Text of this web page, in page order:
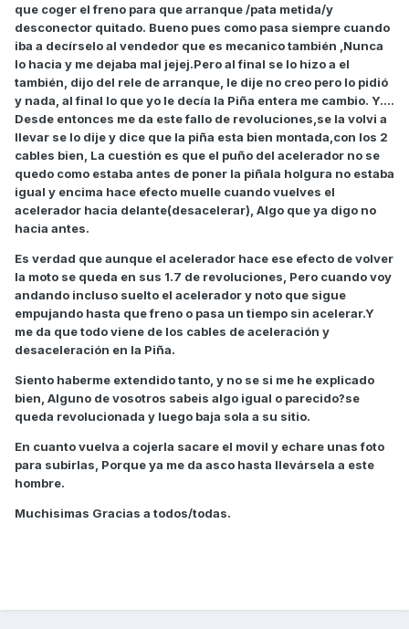
que coger el freno para que arranque /pata metida/y
desconector quitado. Bueno pues como pasa siempre cuando
iba a decírselo al vendedor que es mecanico también ,Nunca
lo hacia y me dejaba mal jejej.Pero al final se lo hizo a el
también, dijo del rele de arranque, le dije no creo pero lo pidió
y nada, al final lo que yo le decía la Piña entera me cambio. Y....
Desde entonces me da este fallo de revoluciones,se la volvi a
llevar se lo dije y dice que la piña esta bien montada,con los 2
cables bien, La cuestión es que el puño del acelerador no se
quedo como estaba antes de poner la piñala holgura no estaba
igual y encima hace efecto muelle cuando vuelves el
acelerador hacia delante(desacelerar), Algo que ya digo no
hacia antes.
Es verdad que aunque el acelerador hace ese efecto de volver
la moto se queda en sus 1.7 de revoluciones, Pero cuando voy
andando incluso suelto el acelerador y noto que sigue
empujando hasta que freno o pasa un tiempo sin acelerar.Y
me da que todo viene de los cables de aceleración y
desaceleración en la Piña.
Siento haberme extendido tanto, y no se si me he explicado
bien, Alguno de vosotros sabeis algo igual o parecido?se
queda revolucionada y luego baja sola a su sitio.
En cuanto vuelva a cojerla sacare el movil y echare unas foto
para subirlas, Porque ya me da asco hasta llevársela a este
hombre.
Muchisimas Gracias a todos/todas.